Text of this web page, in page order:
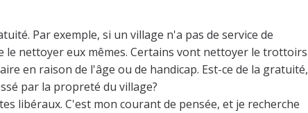
Par exemple, si un village n'a pas de service de
le nettoyer eux mêmes. Certains vont nettoyer le trottoirs
en raison de l'âge ou de handicap. Est-ce de la gratuité,
par la propreté du village?
libéraux. C'est mon courant de pensée, et je recherche